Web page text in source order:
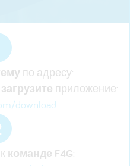
по адресу:
загрузите приложение:
download
команде F4G: